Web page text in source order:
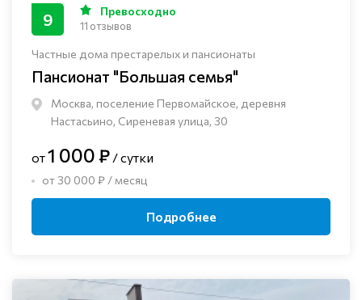
Частные дома престарелых и пансионаты
Пансионат "Большая семья"
Москва, поселение Первомайское, деревня
Настасьино, Сиреневая улица, 30
9 Превосходно
11 отзывов
от1 000 ₽ / сутки
от 30 000 ₽ / месяц
Подробнее